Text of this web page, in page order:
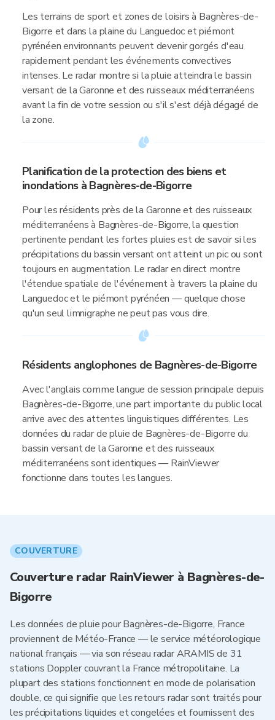
Les terrains de sport et zones de loisirs à Bagnères-de-
Bigorre et dans la plaine du Languedoc et piémont
pyrénéen environnants peuvent devenir gorgés d'eau
rapidement pendant les événements convectives
intenses. Le radar montre si la pluie atteindra le bassin
versant de la Garonne et des ruisseaux méditerranéens
avant la fin de votre session ou s'il s'est déjà dégagé de
la zone.
Planification de la protection des biens et
inondations à Bagnères-de-Bigorre
Pour les résidents près de la Garonne et des ruisseaux
méditerranéens à Bagnères-de-Bigorre, la question
pertinente pendant les fortes pluies est de savoir si les
précipitations du bassin versant ont atteint un pic ou sont
toujours en augmentation. Le radar en direct montre
l'étendue spatiale de l'événement à travers la plaine du
Languedoc et le piémont pyrénéen — quelque chose
qu'un seul limnigraphe ne peut pas vous dire.
Résidents anglophones de Bagnères-de-Bigorre
Avec l'anglais comme langue de session principale depuis
Bagnères-de-Bigorre, une part importante du public local
arrive avec des attentes linguistiques différentes. Les
données du radar de pluie de Bagnères-de-Bigorre du
bassin versant de la Garonne et des ruisseaux
méditerranéens sont identiques — RainViewer
fonctionne dans toutes les langues.
COUVERTURE
Couverture radar RainViewer à Bagnères-de-
Bigorre
Les données de pluie pour Bagnères-de-Bigorre, France
proviennent de Météo-France — le service météorologique
national français — via son réseau radar ARAMIS de 31
stations Doppler couvrant la France métropolitaine. La
plupart des stations fonctionnent en mode de polarisation
double, ce qui signifie que les retours radar sont traités pour
les précipitations liquides et congelées et fournissent des